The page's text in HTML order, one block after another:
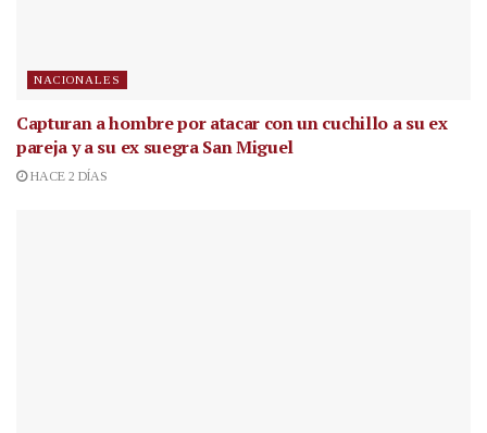
NACIONALES
Capturan a hombre por atacar con un cuchillo a su ex
pareja y a su ex suegra San Miguel
HACE 2 DÍAS